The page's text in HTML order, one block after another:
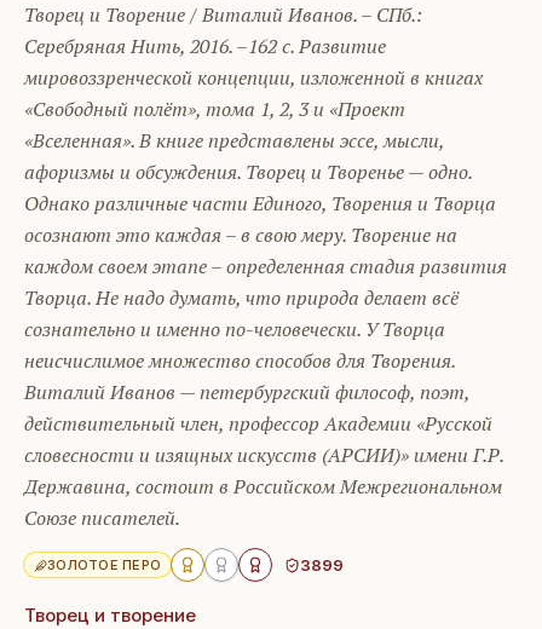
Творец и Творение / Виталий Иванов. – СПб.:
Серебряная Нить, 2016. –162 с. Развитие
мировоззренческой концепции, изложенной в книгах
«Свободный полёт», тома 1, 2, 3 и «Проект
«Вселенная». В книге представлены эссе, мысли,
афоризмы и обсуждения. Творец и Творенье — одно.
Однако различные части Единого, Творения и Творца
осознают это каждая – в свою меру. Творение на
каждом своем этапе – определенная стадия развития
Творца. Не надо думать, что природа делает всё
сознательно и именно по-человечески. У Творца
неисчислимое множество способов для Творения.
Виталий Иванов — петербургский философ, поэт,
действительный член, профессор Академии «Русской
словесности и изящных искусств (АРСИИ)» имени Г.Р.
Державина, состоит в Российском Межрегиональном
Союзе писателей.
ЗОЛОТОЕ ПЕРО 3899
Творец и творение